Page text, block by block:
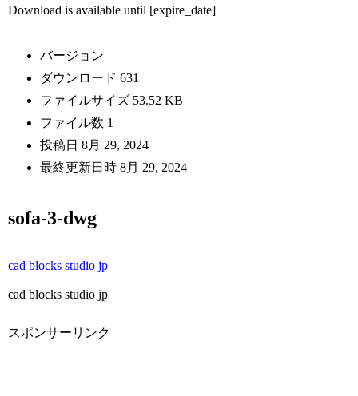
Download is available until [expire_date]
バージョン
ダウンロード631
ファイルサイズ 53.52 KB
ファイル数 1
投稿日8月 29, 2024
最終更新日時8月 29, 2024
sofa-3-dwg
cad blocks studio jp
cad blocks studio jp
スポンサーリンク